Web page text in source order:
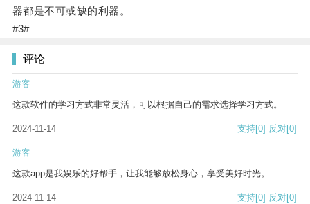
器都是不可或缺的利器。
#3#
评论
游客
这款软件的学习方式非常灵活，可以根据自己的需求选择学习方式。
2024-11-14 支持[0] 反对[0]
游客
这款app是我娱乐的好帮手，让我能够放松身心，享受美好时光。
2024-11-14 支持[0] 反对[0]